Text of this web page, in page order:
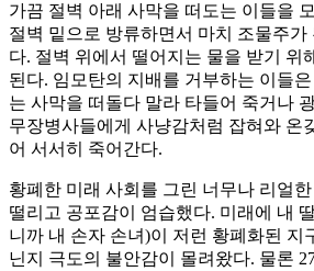
가끔 절벽 아래 사막을 떠도는 이들을
절벽 밑으로 방류하면서 마치 조물주가
다. 절벽 위에서 떨어지는 물을 받기 위
된다. 임모탄의 지배를 거부하는 이들
는 사막을 떠돌다 말라 타들어 죽거나
무장병사들에게 사냥감처럼 잡혀와 온
어 서서히 죽어간다.
황폐한 미래 사회를 그린 너무나 리얼
떨리고 공포감이 엄습했다. 미래에 내
니까 내 손자 손녀)이 저런 황폐화된 지
닌지 극도의 불안감이 몰려왔다. 물론